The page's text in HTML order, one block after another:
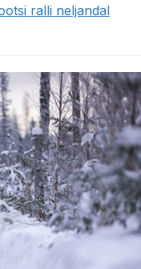
ralli neljandal